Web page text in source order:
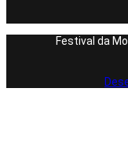
Festival da